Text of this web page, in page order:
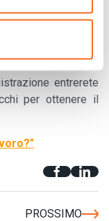
PIÙ?
il vostro
entrerete
per ottenere il
PROSSIMO